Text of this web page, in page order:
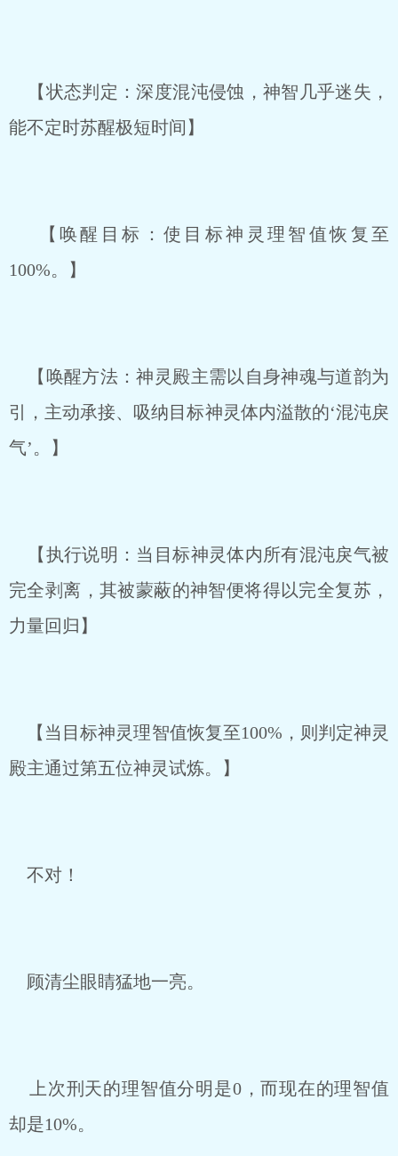
【状态判定：深度混沌侵蚀，神智几乎迷失，
能不定时苏醒极短时间】
【唤醒目标：使目标神灵理智值恢复至
100%。】
【唤醒方法：神灵殿主需以自身神魂与道韵为
引，主动承接、吸纳目标神灵体内溢散的‘混沌戾
气’。】
【执行说明：当目标神灵体内所有混沌戾气被
完全剥离，其被蒙蔽的神智便将得以完全复苏，
力量回归】
【当目标神灵理智值恢复至100%，则判定神灵
殿主通过第五位神灵试炼。】
不对！
顾清尘眼睛猛地一亮。
上次刑天的理智值分明是0，而现在的理智值
却是10%。